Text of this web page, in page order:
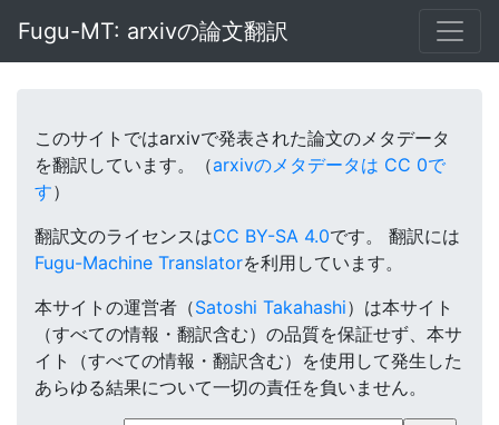
Fugu-MT: arxivの論文翻訳
このサイトではarxivで発表された論文のメタデータ
を翻訳しています。（arxivのメタデータは CC 0で
す）
翻訳文のライセンスはCC BY-SA 4.0です。 翻訳には
Fugu-Machine Translatorを利用しています。
本サイトの運営者（Satoshi Takahashi）は本サイト
（すべての情報・翻訳含む）の品質を保証せず、本サ
イト（すべての情報・翻訳含む）を使用して発生した
あらゆる結果について一切の責任を負いません。